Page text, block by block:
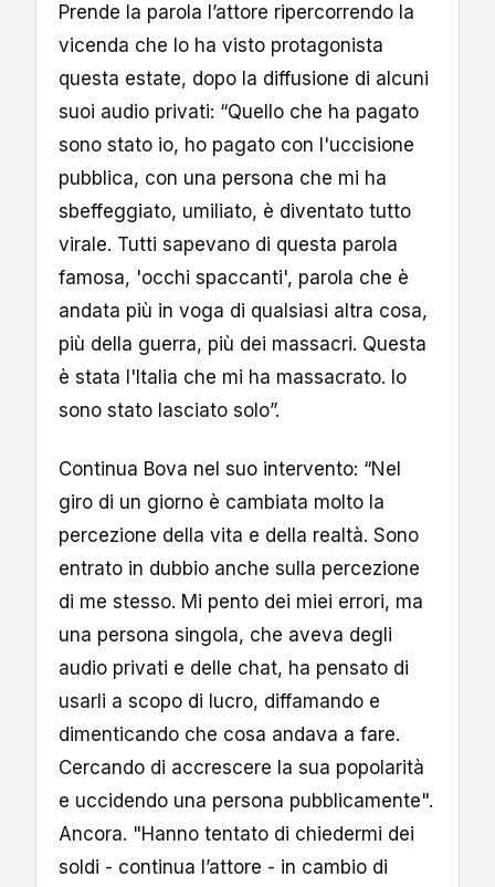
Prende la parola l’attore ripercorrendo la
vicenda che lo ha visto protagonista
questa estate, dopo la diffusione di alcuni
suoi audio privati: “Quello che ha pagato
sono stato io, ho pagato con l'uccisione
pubblica, con una persona che mi ha
sbeffeggiato, umiliato, è diventato tutto
virale. Tutti sapevano di questa parola
famosa, 'occhi spaccanti', parola che è
andata più in voga di qualsiasi altra cosa,
più della guerra, più dei massacri. Questa
è stata l'Italia che mi ha massacrato. Io
sono stato lasciato solo”.
Continua Bova nel suo intervento: “Nel
giro di un giorno è cambiata molto la
percezione della vita e della realtà. Sono
entrato in dubbio anche sulla percezione
di me stesso. Mi pento dei miei errori, ma
una persona singola, che aveva degli
audio privati e delle chat, ha pensato di
usarli a scopo di lucro, diffamando e
dimenticando che cosa andava a fare.
Cercando di accrescere la sua popolarità
e uccidendo una persona pubblicamente".
Ancora. "Hanno tentato di chiedermi dei
soldi - continua l’attore - in cambio di